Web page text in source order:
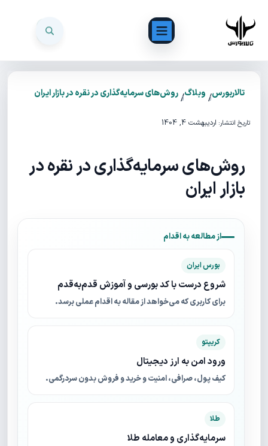
تالاربورس/ وبلاگ/روش‌های سرمایه‌گذاری در نقره در بازار ایران
تاریخ انتشار: اردیبهشت 4, 1404
روش‌های سرمایه‌گذاری در نقره در
بازار ایران
از مطالعه به اقدام
بورس ایران
شروع درست با کد بورسی و آموزش قدم‌به‌قدم
برای کاربری که می‌خواهد از مقاله به اقدام عملی برسد.
کریپتو
ورود امن به ارز دیجیتال
کیف پول، صرافی، امنیت و خرید و فروش بدون سردرگمی.
طلا
سرمایه‌گذاری و معامله طلا